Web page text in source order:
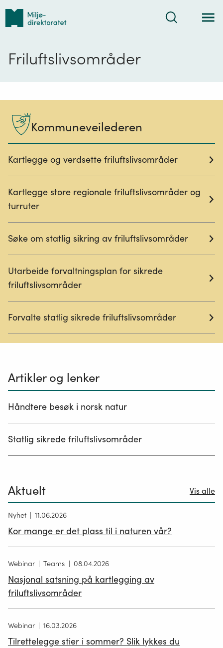
Tilbake
Søk
Friluftslivsområder
Kommuneveilederen
Kartlegge og verdsette friluftslivsområder
Kartlegge store regionale friluftslivsområder og
turruter
Søke om statlig sikring av friluftslivsområder
Utarbeide forvaltningsplan for sikrede
friluftslivsområder
Forvalte statlig sikrede friluftslivsområder
Artikler og lenker
Håndtere besøk i norsk natur
Statlig sikrede friluftslivsområder
Aktuelt Vis alle
Nyhet 11.06.2026
Kor mange er det plass til i naturen vår?
Webinar Teams 08.04.2026
Nasjonal satsning på kartlegging av
friluftslivsområder
Webinar 16.03.2026
Tilrettelegge stier i sommer? Slik lykkes du